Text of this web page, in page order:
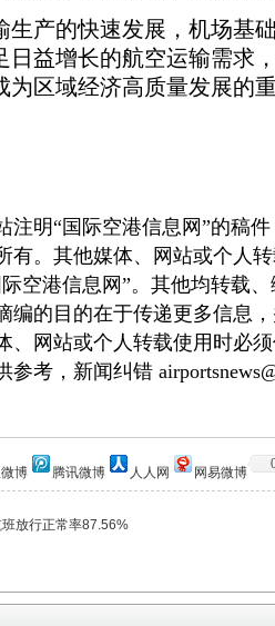
产的快速发展，机场基
日益增长的航空运输需求
为区域经济高质量发展的
明“国际空港信息网”的稿件
有。其他媒体、网站或个人
空港信息网”。其他均转载
编的目的在于传递更多信息
、网站或个人转载使用时必
考，新闻纠错
博 腾讯微博 人人网 网易微博
放行正常率87.56%